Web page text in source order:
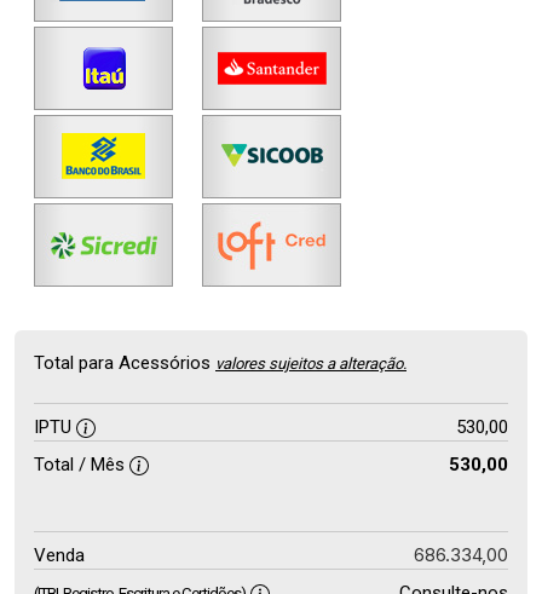
Total para Acessórios valores sujeitos a alteração.
IPTU
530,00
Total / Mês
530,00
Venda 686.334,00